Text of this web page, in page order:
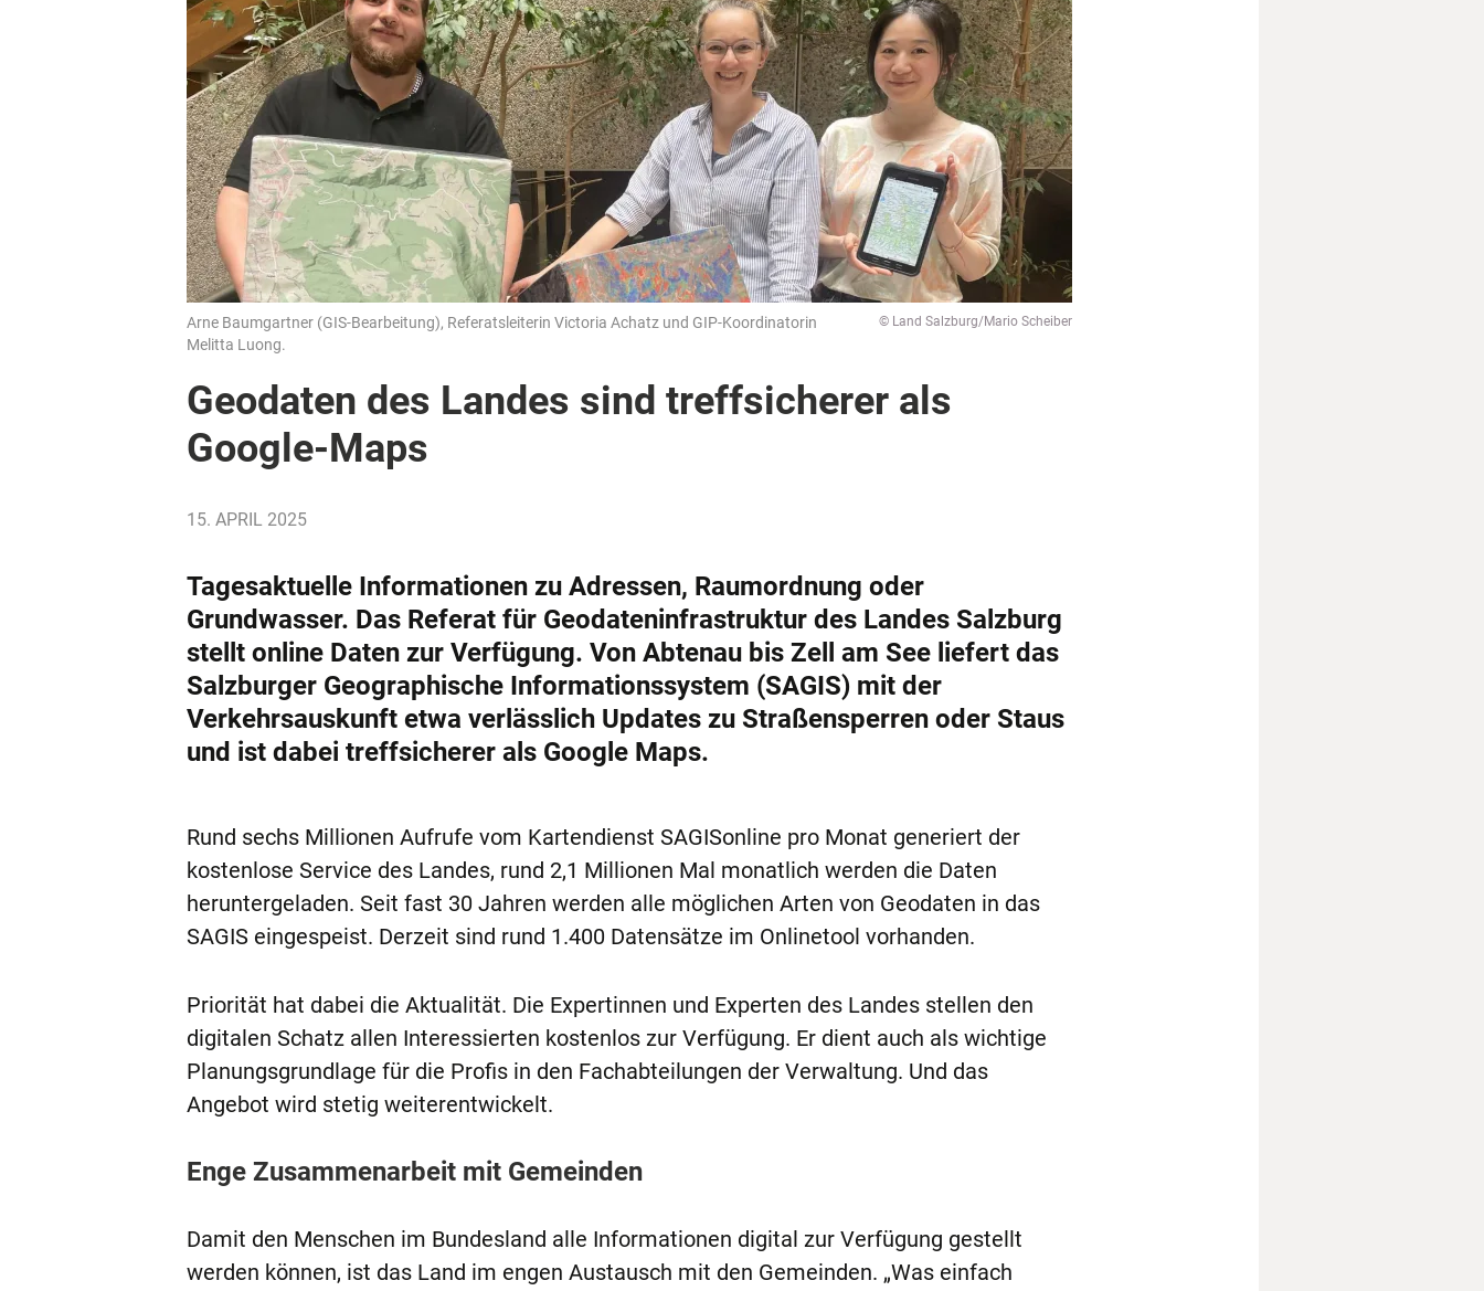
Arne Baumgartner (GIS-Bearbeitung), Referatsleiterin Victoria Achatz und GIP-Koordinatorin
Melitta Luong.
© Land Salzburg/Mario Scheiber
Geodaten des Landes sind treffsicherer als
Google-Maps
15. APRIL 2025
Tagesaktuelle Informationen zu Adressen, Raumordnung oder
Grundwasser. Das Referat für Geodateninfrastruktur des Landes Salzburg
stellt online Daten zur Verfügung. Von Abtenau bis Zell am See liefert das
Salzburger Geographische Informationssystem (SAGIS) mit der
Verkehrsauskunft etwa verlässlich Updates zu Straßensperren oder Staus
und ist dabei treffsicherer als Google Maps.
Rund sechs Millionen Aufrufe vom Kartendienst SAGISonline pro Monat generiert der
kostenlose Service des Landes, rund 2,1 Millionen Mal monatlich werden die Daten
heruntergeladen. Seit fast 30 Jahren werden alle möglichen Arten von Geodaten in das
SAGIS eingespeist. Derzeit sind rund 1.400 Datensätze im Onlinetool vorhanden.
Priorität hat dabei die Aktualität. Die Expertinnen und Experten des Landes stellen den
digitalen Schatz allen Interessierten kostenlos zur Verfügung. Er dient auch als wichtige
Planungsgrundlage für die Profis in den Fachabteilungen der Verwaltung. Und das
Angebot wird stetig weiterentwickelt.
Enge Zusammenarbeit mit Gemeinden
Damit den Menschen im Bundesland alle Informationen digital zur Verfügung gestellt
werden können, ist das Land im engen Austausch mit den Gemeinden. „Was einfach